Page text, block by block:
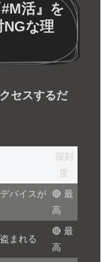
活』を
NGな理
セスするだ
深刻
度
バイスが
🔴 最
高
まれる
🔴 最
高